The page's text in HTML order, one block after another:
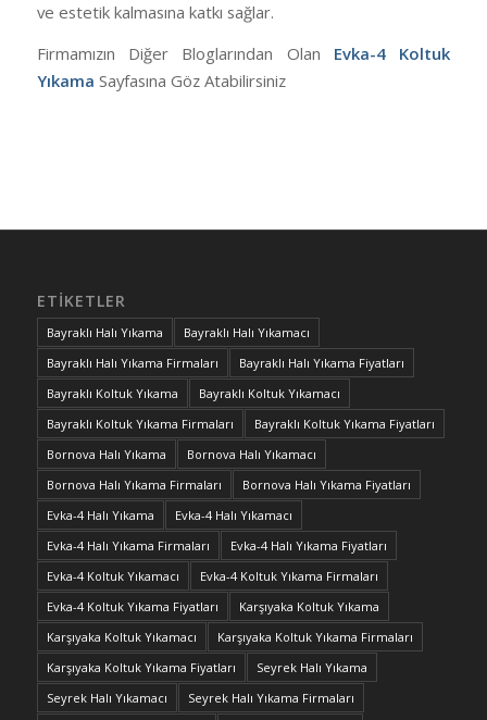
ve estetik kalmasına katkı sağlar.
Firmamızın Diğer Bloglarından Olan Evka-4 Koltuk
Yıkama Sayfasına Göz Atabilirsiniz
ETIKETLER
Bayraklı Halı Yıkama
Bayraklı Halı Yıkamacı
Bayraklı Halı Yıkama Firmaları
Bayraklı Halı Yıkama Fiyatları
Bayraklı Koltuk Yıkama
Bayraklı Koltuk Yıkamacı
Bayraklı Koltuk Yıkama Firmaları
Bayraklı Koltuk Yıkama Fiyatları
Bornova Halı Yıkama
Bornova Halı Yıkamacı
Bornova Halı Yıkama Firmaları
Bornova Halı Yıkama Fiyatları
Evka-4 Halı Yıkama
Evka-4 Halı Yıkamacı
Evka-4 Halı Yıkama Firmaları
Evka-4 Halı Yıkama Fiyatları
Evka-4 Koltuk Yıkamacı
Evka-4 Koltuk Yıkama Firmaları
Evka-4 Koltuk Yıkama Fiyatları
Karşıyaka Koltuk Yıkama
Karşıyaka Koltuk Yıkamacı
Karşıyaka Koltuk Yıkama Firmaları
Karşıyaka Koltuk Yıkama Fiyatları
Seyrek Halı Yıkama
Seyrek Halı Yıkamacı
Seyrek Halı Yıkama Firmaları